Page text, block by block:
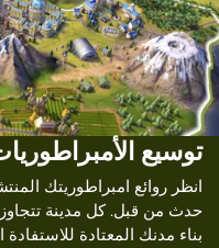
توسيع
انظر روائع امبراطوريتك
حدث من قبل. كل مدينة
بناء مدنك المعتادة